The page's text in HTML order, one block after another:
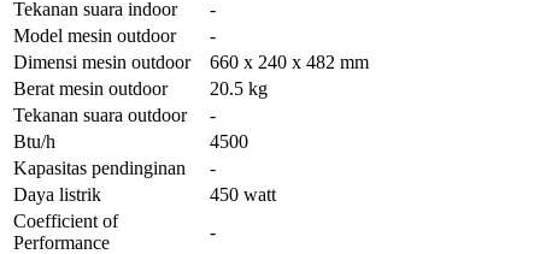
Tekanan suara indoor
-
Model mesin outdoor
-
Dimensi mesin outdoor
660 x 240 x 482 mm
Berat mesin outdoor
20.5 kg
Tekanan suara outdoor
-
Btu/h
4500
Kapasitas pendinginan
-
Daya listrik
450 watt
Coefficient of
Performance
-